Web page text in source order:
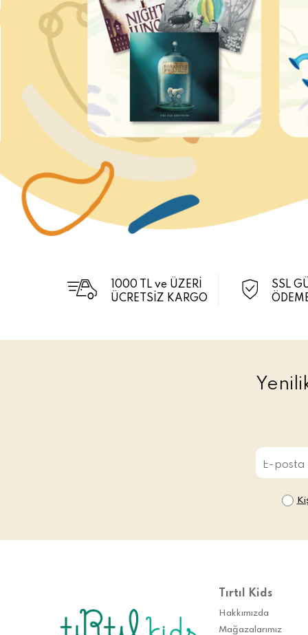
1000 TL ve ÜZERİ
ÜCRETSİZ KARGO
SSL
Tırtıl Kids
Hakkımızda
Mağazalarımız